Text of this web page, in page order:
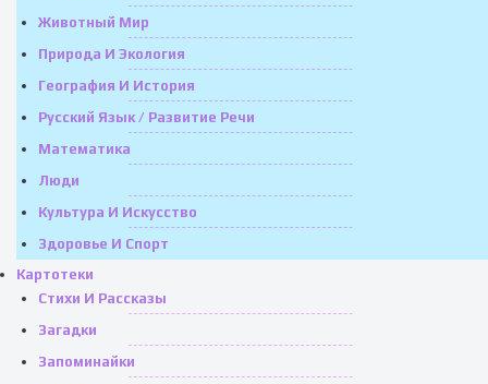
Животный Мир
Природа И Экология
География И История
Русский Язык / Развитие Речи
Математика
Люди
Культура И Искусство
Здоровье И Спорт
Картотеки
Стихи И Рассказы
Загадки
Запоминайки